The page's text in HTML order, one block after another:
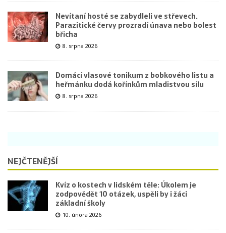
Nevítaní hosté se zabydleli ve střevech.
Parazitické červy prozradí únava nebo bolest
břicha
8. srpna 2026
Domácí vlasové tonikum z bobkového listu a
heřmánku dodá kořínkům mladistvou sílu
8. srpna 2026
NEJČTENĚJŠÍ
Kvíz o kostech v lidském těle: Úkolem je
zodpovědět 10 otázek, uspěli by i žáci
základní školy
10. února 2026